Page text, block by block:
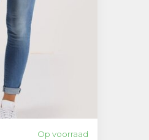
Op voorraad